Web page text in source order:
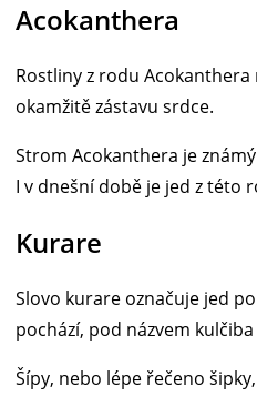
Acokanthera
Rostliny z rodu
okamžitě zástavu srdce.
Strom Acokanthera je
I v dnešní době je jed z této
Kurare
Slovo kurare označuje jed
pochází, pod názvem
Šípy, nebo lépe řečeno